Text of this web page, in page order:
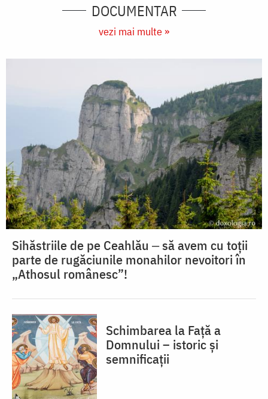
DOCUMENTAR
vezi mai multe »
Sihăstriile de pe Ceahlău ‒ să avem cu toții
parte de rugăciunile monahilor nevoitori în
„Athosul românesc”!
Schimbarea la Față a
Domnului – istoric și
semnificații